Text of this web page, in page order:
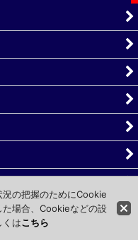
Rights Reserved.
況の把握のためにCookie
た場合、Cookieなどの設
くはこちら